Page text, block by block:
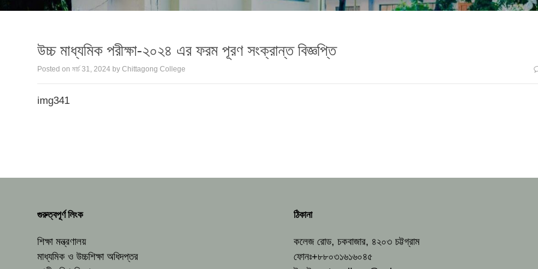
উচ্চ মাধ্যমিক পরীক্ষা-২০২৪ এর ফরম পূরণ সংক্রান্ত বিজ্ঞপ্তি
Posted on মার্চ 31, 2024 by Chittagong College
img341
গুরুত্বপূর্ণ লিংক
শিক্ষা মন্ত্রণালয়
মাধ্যমিক ও উচ্চশিক্ষা অধিদপ্তর
ঠিকানা
কলেজ রোড, চকবাজার, ৪২০৩ চট্টগ্রাম
ফোনঃ+৮৮০৩১৬১৬০৪৫